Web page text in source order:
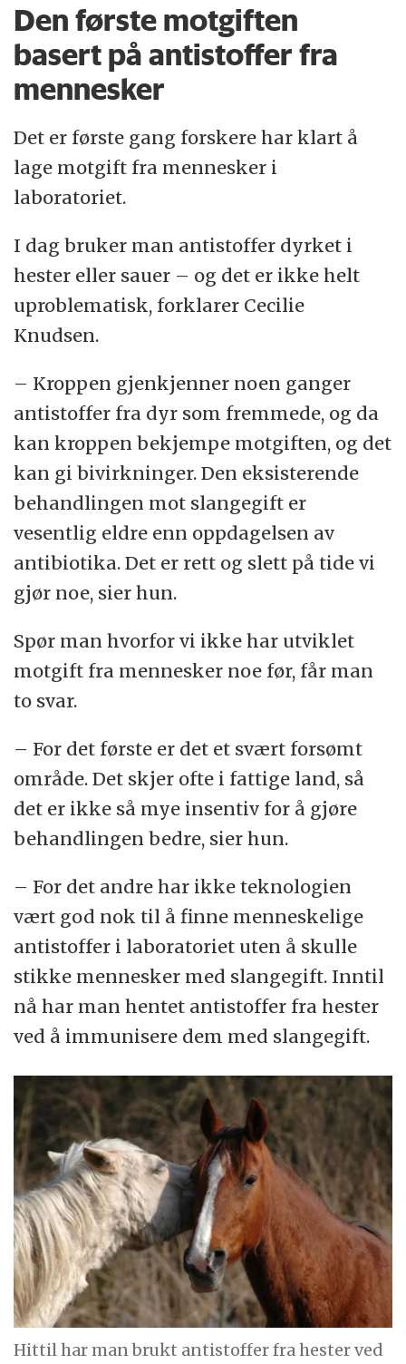
Den første motgiften
basert på antistoffer fra
mennesker
Det er første gang forskere har klart å
lage motgift fra mennesker i
laboratoriet.
I dag bruker man antistoffer dyrket i
hester eller sauer – og det er ikke helt
uproblematisk, forklarer Cecilie
Knudsen.
– Kroppen gjenkjenner noen ganger
antistoffer fra dyr som fremmede, og da
kan kroppen bekjempe motgiften, og det
kan gi bivirkninger. Den eksisterende
behandlingen mot slangegift er
vesentlig eldre enn oppdagelsen av
antibiotika. Det er rett og slett på tide vi
gjør noe, sier hun.
Spør man hvorfor vi ikke har utviklet
motgift fra mennesker noe før, får man
to svar.
– For det første er det et svært forsømt
område. Det skjer ofte i fattige land, så
det er ikke så mye insentiv for å gjøre
behandlingen bedre, sier hun.
– For det andre har ikke teknologien
vært god nok til å finne menneskelige
antistoffer i laboratoriet uten å skulle
stikke mennesker med slangegift. Inntil
nå har man hentet antistoffer fra hester
ved å immunisere dem med slangegift.
Hittil har man brukt antistoffer fra hester ved